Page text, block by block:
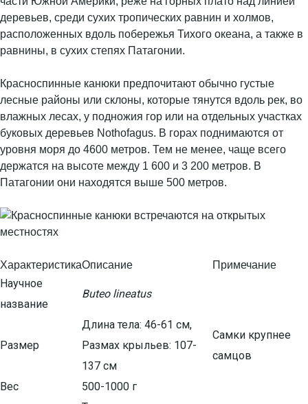
деревьев, среди сухих тропических равнин и холмов,
расположенных вдоль побережья Тихого океана, а также в
равнины, в сухих степях Патагонии.
Красноспинные канюки предпочитают обычно густые
лесные районы или склоны, которые тянутся вдоль рек, во
влажных лесах, у подножия гор или на отдельных участках
буковых деревьев Nothofagus. В горах поднимаются от
уровня моря до 4600 метров. Тем не менее, чаще всего
держатся на высоте между 1 600 и 3 200 метров. В
Патагонии они находятся выше 500 метров.
ХарактеристикаОписание Примечание
Научное
название
Buteo lineatus
Размер
Длина тела: 46-61 см,
Размах крыльев: 107-
137 см
Самки крупнее
самцов
Вес
500-1000 г